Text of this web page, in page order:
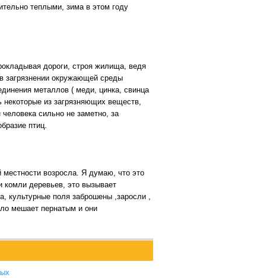
теплыми, зима в этом году
дороги, строя жилища, ведя
загрязнении окружающей среды
металлов ( меди, цинка, свинца
из загрязняющих веществ,
сильно не заметно, за
птиц.
возросла. Я думаю, что это
комли деревьев, это вызывает
культурные поля заброшены ,заросли ,
мешает пернатым и они